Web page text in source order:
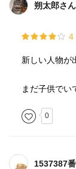
朔太郎さん
4
新しい人物が
まだ子供でい
0
1537387